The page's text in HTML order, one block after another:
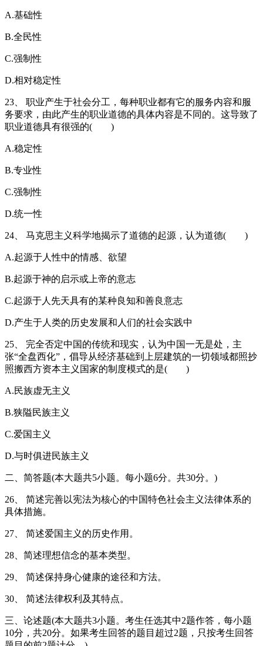
A.基础性
B.全民性
C.强制性
D.相对稳定性
23、 职业产生于社会分工，每种职业都有它的服务内容和服
务要求，由此产生的职业道德的具体内容是不同的。这导致了
职业道德具有很强的( )
A.稳定性
B.专业性
C.强制性
D.统一性
24、 马克思主义科学地揭示了道德的起源，认为道德( )
A.起源于人性中的情感、欲望
B.起源于神的启示或上帝的意志
C.起源于人先天具有的某种良知和善良意志
D.产生于人类的历史发展和人们的社会实践中
25、 完全否定中国的传统和现实，认为中国一无是处，主
张“全盘西化”，倡导从经济基础到上层建筑的一切领域都照抄
照搬西方资本主义国家的制度模式的是( )
A.民族虚无主义
B.狭隘民族主义
C.爱国主义
D.与时俱进民族主义
二、简答题(本大题共5小题。每小题6分。共30分。)
26、 简述完善以宪法为核心的中国特色社会主义法律体系的
具体措施。
27、 简述爱国主义的历史作用。
28、简述理想信念的基本类型。
29、 简述保持身心健康的途径和方法。
30、 简述法律权利及其特点。
三、论述题(本大题共3小题。考生任选其中2题作答，每小题
10分，共20分。如果考生回答的题目超过2题，只按考生回答